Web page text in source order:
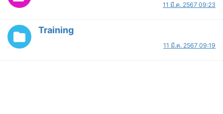
11 มี.ค. 2567 09:23
Training
11 มี.ค. 2567 09:19